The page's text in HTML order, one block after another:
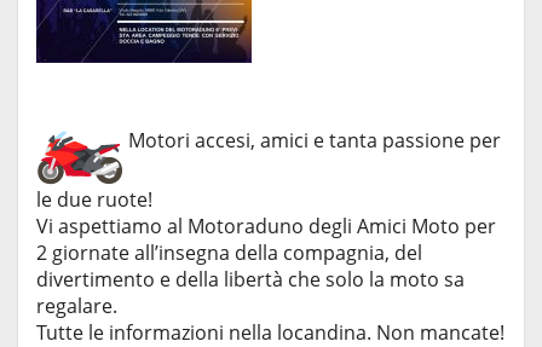
Motori accesi, amici e tanta passione per
le due ruote!
Vi aspettiamo al Motoraduno degli Amici Moto per
2 giornate all’insegna della compagnia, del
divertimento e della libertà che solo la moto sa
regalare.
Tutte le informazioni nella locandina. Non mancate!